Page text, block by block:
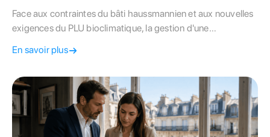
Face aux contraintes du bâti haussmannien et aux nouvelles
exigences du PLU bioclimatique, la gestion d'une
livre les clés aux conseils syndicaux pour auditer leur
En savoir plus